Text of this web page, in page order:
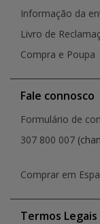
Informação da
Livro de
Compra e Poupa
Fale connosco
Formulário de
307 800 007
Comprar em
Termos Legais